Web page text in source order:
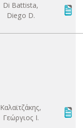
Di Battista,
Diego D.
Καλαϊτζάκης,
Γεώργιος Ι.